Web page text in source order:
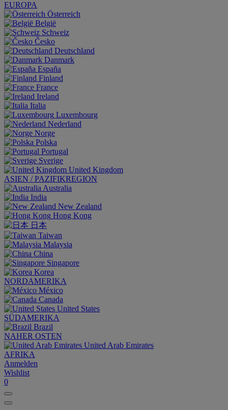
EUROPA
Österreich
België
Schweiz
Česko
Deutschland
Danmark
España
Finland
France
Ireland
Italia
Luxembourg
Nederland
Norge
Polska
Portugal
Sverige
United Kingdom
ASIEN / PAZIFIKREGION
Australia
India
New Zealand
Hong Kong
日本
Taiwan
Malaysia
China
Singapore
Korea
NORDAMERIKA
México
Canada
United States
SÜDAMERIKA
Brazil
NAHER OSTEN
United Arab Emirates
AFRIKA
Anmelden
Wishlist
0